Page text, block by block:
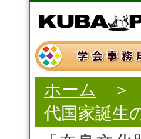
ホーム ＞
代国家誕生